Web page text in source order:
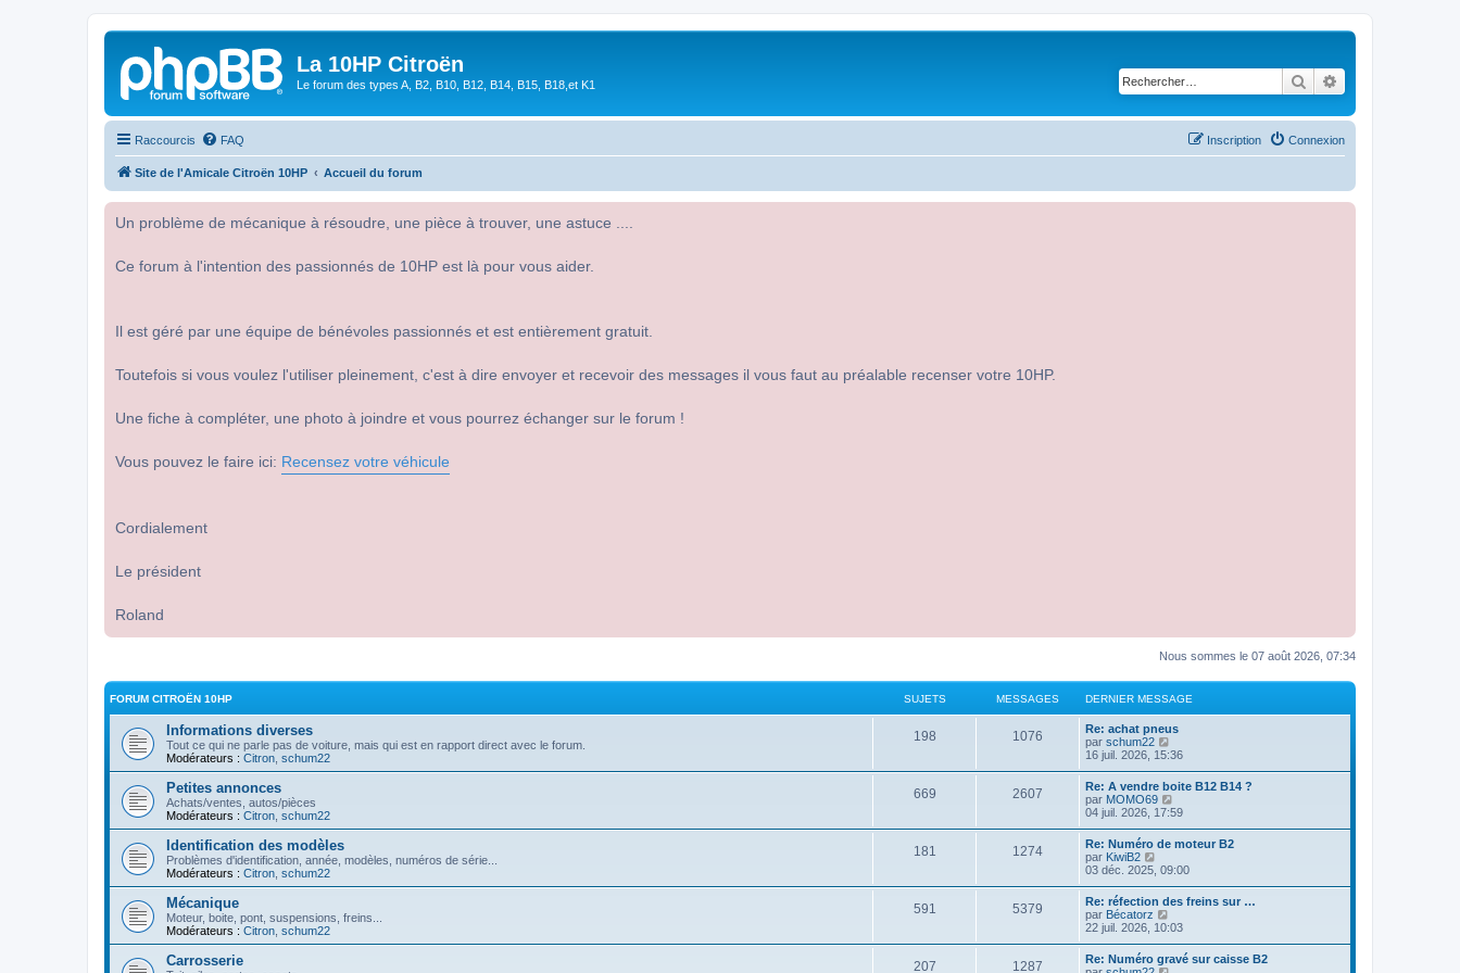
La 10HP Citroën
Le forum des types A, B2, B10, B12, B14, B15, B18,et K1 Rechercher
Raccourcis FAQ Connexion
Inscription
Site de l'Amicale Citroën 10HP Accueil du forum
Un problème de mécanique à résoudre, une pièce à trouver, une astuce ....
Ce forum à l'intention des passionnés de 10HP est là pour vous aider.
Il est géré par une équipe de bénévoles passionnés et est entièrement gratuit.
Toutefois si vous voulez l'utiliser pleinement, c'est à dire envoyer et recevoir des messages il vous faut au préalable recenser votre 10HP.
Une fiche à compléter, une photo à joindre et vous pourrez échanger sur le forum !
Vous pouvez le faire ici: Recensez votre véhicule
Cordialement
Le président
Roland
Nous sommes le 07 août 2026, 07:34
FORUM CITROËN 10HP SUJETS MESSAGES DERNIER MESSAGE
Informations diverses
Tout ce qui ne parle pas de voiture, mais qui est en rapport direct avec le forum.
Modérateurs : Citron schum22
198 1076
Re: achat pneus
par schum22
o
u
l
t
e
r
e
d
e
r
n
i
e
r
16 juil. 2026, 15:36
Petites annonces
Achats/ventes, autos/pièces
Modérateurs : Citron schum22
669 2607
Re: A vendre boite B12 B14 ?
par MOMO69
o
u
t
e
r
e
d
e
r
04 juil. 2026, 17:59
Identification des modèles
Problèmes d'identification, année, modèles, numéros de série...
Modérateurs : Citron schum22
181 1274
Re: Numéro de moteur B2
par KiwiB2
o
u
l
t
e
r
03 déc. 2025, 09:00
Mécanique
Moteur, boite, pont, suspensions, freins...
Modérateurs : Citron schum22
591 5379
Re: réfection des freins sur …
par Bécatorz
o
u
22 juil. 2026, 10:03
Carrosserie 207 1287
Re: Numéro gravé sur caisse B2